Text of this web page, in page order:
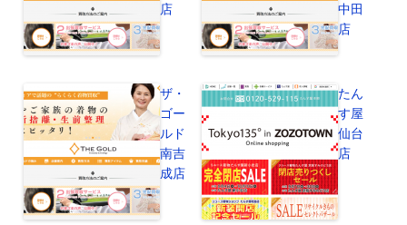
店
中田
店
ザ・
ゴー
ルド
南吉
成店
たん
す屋
仙台
店